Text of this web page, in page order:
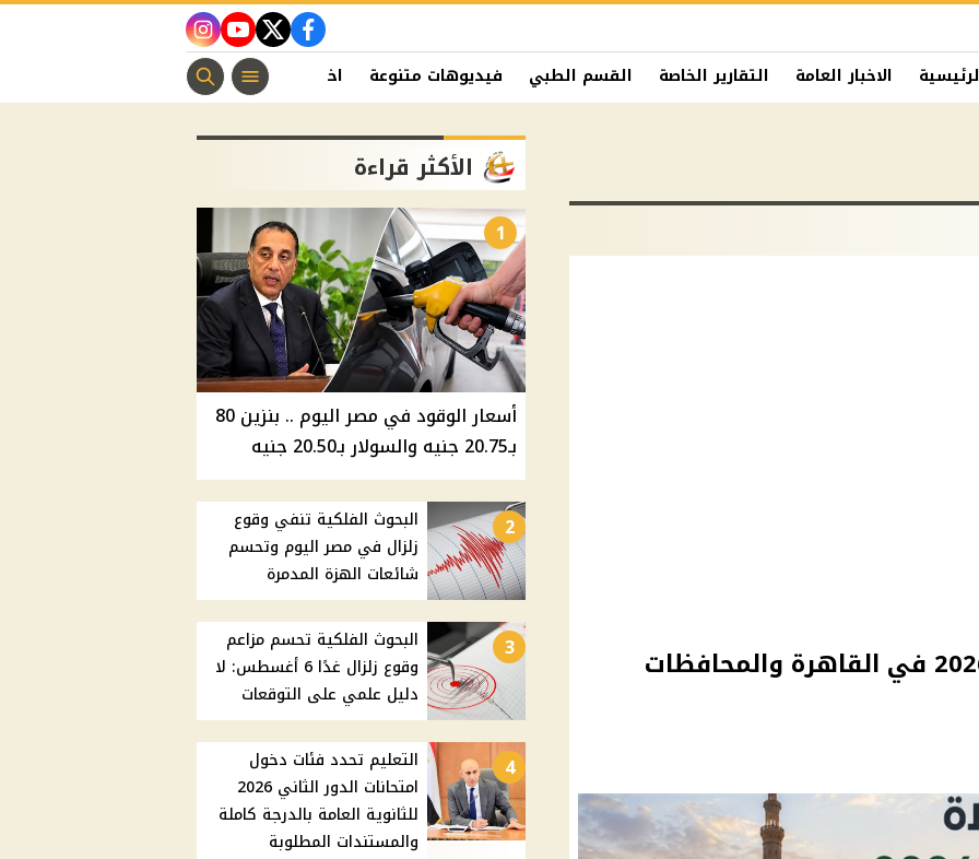
facebook
twitter
youtube
instagram
الاخبار العامة التقارير الخاصة القسم الطبي فيديوهات متنوعة اخبار الفن منوعات مسيحية
موعد صلاة عيد الأضحى 2026 في القاهرة والمحافظات
الأكثر قراءة
1
أسعار الوقود في مصر اليوم .. بنزين 80
بـ20.75 جنيه والسولار بـ20.50 جنيه
2
البحوث الفلكية تنفي وقوع
زلزال في مصر اليوم وتحسم
شائعات الهزة المدمرة
3
البحوث الفلكية تحسم مزاعم
وقوع زلزال غدًا 6 أغسطس: لا
دليل علمي على التوقعات
4
التعليم تحدد فئات دخول
امتحانات الدور الثاني 2026
للثانوية العامة بالدرجة كاملة
والمستندات المطلوبة